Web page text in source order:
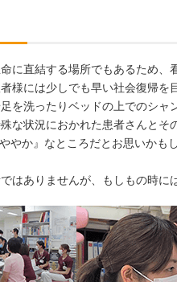
に直結する場所でもあるため
様には少しでも早い社会復帰
を洗ったりベッドの上でのシャ
な状況におかれた患者さんとそ
やか』なところだとお思いか
はありませんが、もしもの時に